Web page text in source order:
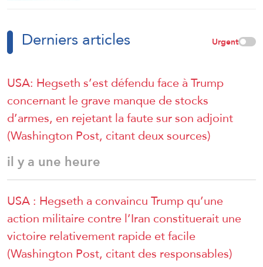
Derniers articles Urgent
USA: Hegseth s’est défendu face à Trump
concernant le grave manque de stocks
d’armes, en rejetant la faute sur son adjoint
(Washington Post, citant deux sources)
il y a une heure
USA : Hegseth a convaincu Trump qu’une
action militaire contre l’Iran constituerait une
victoire relativement rapide et facile
(Washington Post, citant des responsables)